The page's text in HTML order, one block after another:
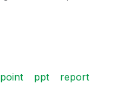
ppt report